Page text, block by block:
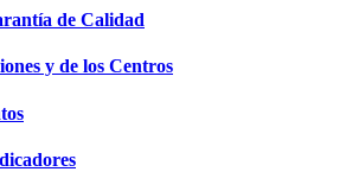
de Calidad
y de los Centros